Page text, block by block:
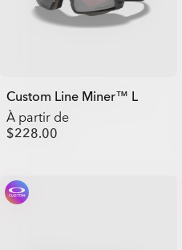
Custom Line Miner™ L
À partir de
$228.00